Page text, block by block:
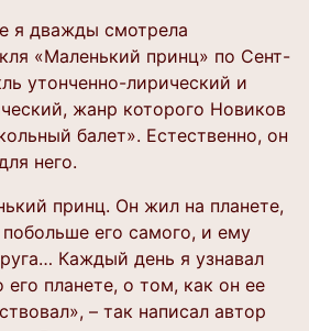
я дважды смотрела
«Маленький принц» по Сент-
утонченно-лирический и
жанр которого Новиков
балет». Естественно, он
него.
принц. Он жил на планете,
его самого, и ему
Каждый день я узнавал
его планете, о том, как он ее
– так написал автор